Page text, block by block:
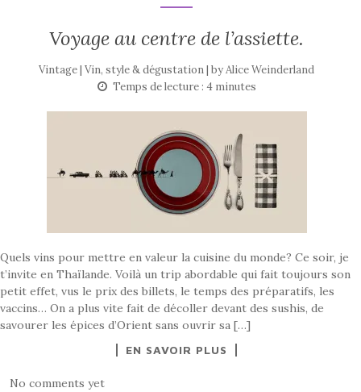
Voyage au centre de l’assiette.
Vintage | Vin, style & dégustation | byAlice Weinderland
Temps de lecture : 4 minutes
Quels vins pour mettre en valeur la cuisine du monde? Ce soir, je
t’invite en Thaïlande. Voilà un trip abordable qui fait toujours son
petit effet, vus le prix des billets, le temps des préparatifs, les
vaccins… On a plus vite fait de décoller devant des sushis, de
savourer les épices d’Orient sans ouvrir sa […]
EN SAVOIR PLUS
No comments yet